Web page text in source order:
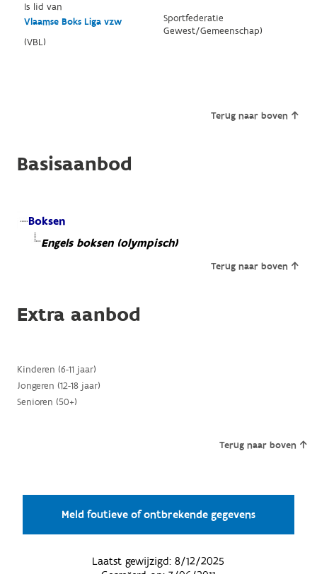
Is lid van
Vlaamse Boks Liga vzw
(VBL)
Sportfederatie
Gewest/Gemeenschap)
Terug naar boven
Basisaanbod
Boksen
Engels boksen (olympisch)
Terug naar boven
Extra aanbod
Kinderen (6-11 jaar)
Jongeren (12-18 jaar)
Senioren (50+)
Terug naar boven
Meld foutieve of ontbrekende gegevens
Laatst gewijzigd:8/12/2025